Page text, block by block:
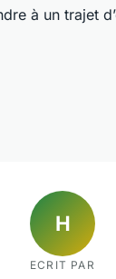
à un trajet
H
ECRIT PAR